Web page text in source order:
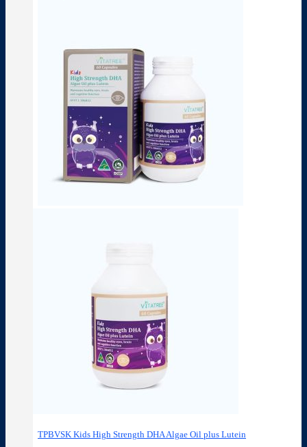
TPBVSK Kids High Strength DHA Algae Oil plus Lutein